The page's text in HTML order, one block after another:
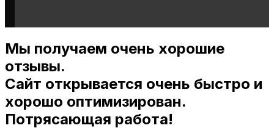
Мы получаем очень хорошие
отзывы.
Сайт открывается очень быстро и
хорошо оптимизирован.
Потрясающая работа!